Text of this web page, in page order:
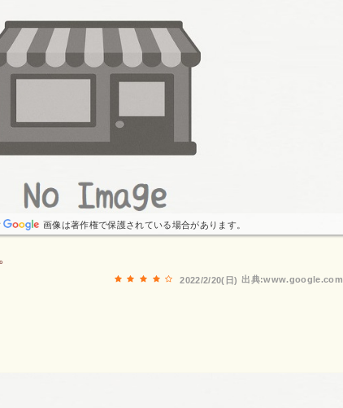
画像は著作権で保護されている場合があります。
出典:www.google.com
2022/2/20(日)